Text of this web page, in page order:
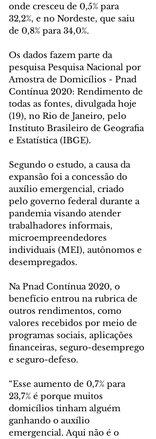
onde cresceu de 0,5% para
32,2%, e no Nordeste, que saiu
de 0,8% para 34,0%.
Os dados fazem parte da
pesquisa Pesquisa Nacional por
Amostra de Domicílios - Pnad
Contínua 2020: Rendimento de
todas as fontes, divulgada hoje
(19), no Rio de Janeiro, pelo
Instituto Brasileiro de Geografia
e Estatística (IBGE).
Segundo o estudo, a causa da
expansão foi a concessão do
auxílio emergencial, criado
pelo governo federal durante a
pandemia visando atender
trabalhadores informais,
microempreendedores
individuais (MEI), autônomos e
desempregados.
Na Pnad Contínua 2020, o
benefício entrou na rubrica de
outros rendimentos, como
valores recebidos por meio de
programas sociais, aplicações
financeiras, seguro-desemprego
e seguro-defeso.
“Esse aumento de 0,7% para
23,7% é porque muitos
domicílios tinham alguém
ganhando o auxílio
emergencial. Aqui não é o